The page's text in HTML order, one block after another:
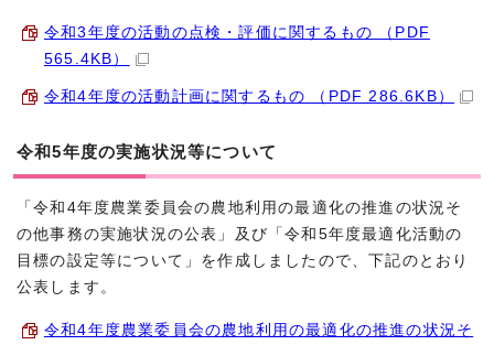
令和3年度の活動の点検・評価に関するもの （PDF
565.4KB）
令和4年度の活動計画に関するもの （PDF 286.6KB）
令和5年度の実施状況等について
「令和4年度農業委員会の農地利用の最適化の推進の状況そ
の他事務の実施状況の公表」及び「令和5年度最適化活動の
目標の設定等について」を作成しましたので、下記のとおり
公表します。
令和4年度農業委員会の農地利用の最適化の推進の状況そ